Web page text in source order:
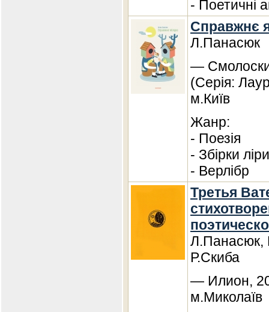
- Поетичні
Справжнє
Л.Панасюк
—
(Серія:
м.Київ
Жанр:
- Поезія
- Збірки
- Верлібр
Третья
Л.Панасюк,
Р.Скиба
— Илион,
м.Миколаїв